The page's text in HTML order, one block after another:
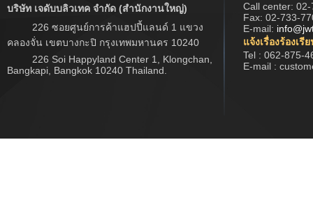
บริษัท เจดับบลิวเทค จำกัด (สำนักงานใหญ่)
226 ซอยศูนย์การค้าแฮปปี้แลนด์ 1 แขวง
คลองจั่น เขตบางกะปิ กรุงเทพมหานคร 10240
226 Soi Happyland Center 1, Klongchan,
Bangkapi, Bangkok 10240 Thailand.
Call center: 02-
Fax: 02-733-
E-mail:
แจ้งเรื่องร้องเรี
Tel : 062-875-
E-mail :